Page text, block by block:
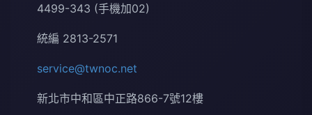
4499-343 (手機加02)
統編 2813-2571
service@twnoc.net
新北市中和區中正路866-7號12樓